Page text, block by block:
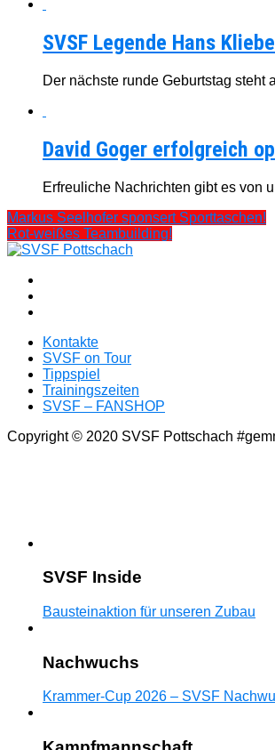
SVSF Legende Hans
Der nächste runde Geburtstag steht
David Goger erfolgreich
Erfreuliche Nachrichten gibt es von
Markus Seelhofer sponsert Sporttaschen!
Rot-weißes Teambuilding!
Kontakte
SVSF on Tour
Tippspiel
Trainingszeiten
SVSF – FANSHOP
Copyright © 2020 SVSF Pottschach
SVSF Inside
Bausteinaktion für unseren Zubau
Nachwuchs
Krammer-Cup 2026 – SVSF